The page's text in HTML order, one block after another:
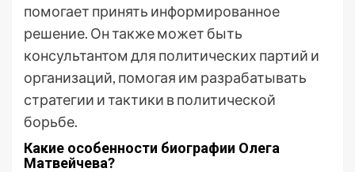
помогает принять информированное
решение. Он также может быть
консультантом для политических партий и
организаций, помогая им разрабатывать
стратегии и тактики в политической
борьбе.
Какие особенности биографии Олега
Матвейчева?